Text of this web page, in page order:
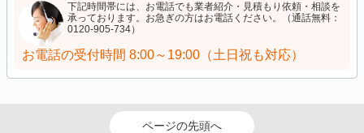
下記時間帯には、お電話でも業者紹介・見積もり依頼・相談を
承っております。お急ぎの方はお電話ください。（通話無料：
0120-905-734）
お電話の受付時間 8:00～19:00（土日祝も対応）
ページの先頭へ